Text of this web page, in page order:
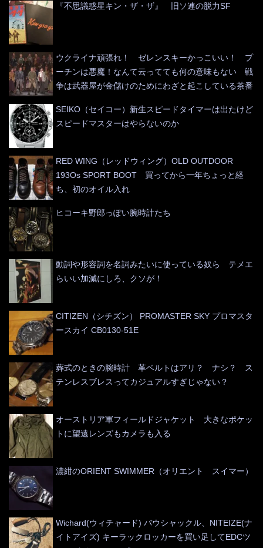
『不思議惑星キン・ザ・ザ』 旧ソ連の脱力SF
ウクライナ頑張れ！ ゼレンスキーかっこいい！ プ
ーチンは悪魔！なんて云ってても何の意味もない 戦
争は武器屋が金儲けのためにわざと起こしている茶番
SEIKO（セイコー）新生スピードタイマーは出たけど
スピードマスターはやらないのか
RED WING（レッドウィング）OLD OUTDOOR
193Os SPORT BOOT 買ってから一年ちょっと経
ち、初のオイル入れ
ヒコーキ野郎っぽい腕時計たち
動詞や形容詞を名詞みたいに使っている奴ら テメエ
らいい加減にしろ、クソが！
CITIZEN（シチズン） PROMASTER SKY プロマスタ
ースカイ CB0130-51E
葬式のときの腕時計 革ベルトはアリ？ ナシ？ ス
テンレスブレスってカジュアルすぎじゃない？
オーストリア軍フィールドジャケット 大きなポケッ
トに望遠レンズもカメラも入る
濃紺のORIENT SWIMMER（オリエント スイマー）
Wichard(ウィチャード) バウシャックル、NITEIZE(ナ
イトアイズ) キーラックロッカーを買い足してEDCツ